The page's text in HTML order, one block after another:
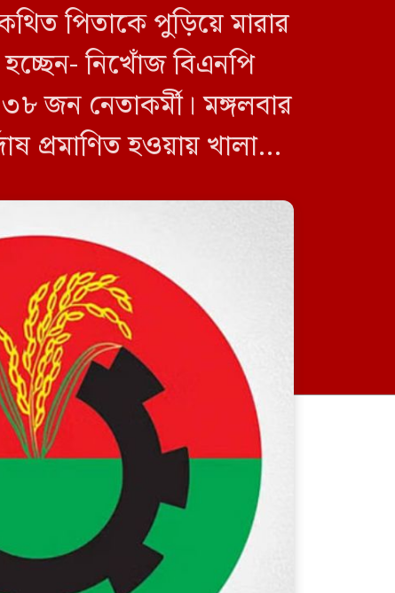
ফ্যাসিবাদবিরোধী আন্দোলনে
হত্যাকাণ্ডের বিচার হবে স্বচ্ছ-
বিশ্বাসযোগ্য: প্রধানমন্ত্রী
জুলাই গণঅভ্যুত্থান দিবস উপলক্ষে
মধুপুরে জামায়াতে ইসলামীর বিশাল
বিক্ষোভ মিছিল ও সমাবেশ
পিতাকে পুড়িয়ে মারার
হচ্ছেন- নিখোঁজ বিএনপি
জন নেতাকর্মী। মঙ্গলবার
প্রমাণিত হওয়ায় খালাস